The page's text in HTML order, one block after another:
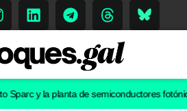
y la planta de semiconductores